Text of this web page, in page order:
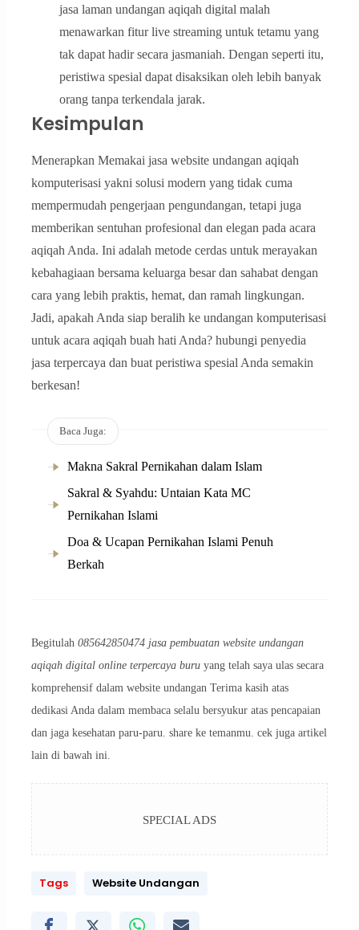
jasa laman undangan aqiqah digital malah
menawarkan fitur live streaming untuk tetamu yang
tak dapat hadir secara jasmaniah. Dengan seperti itu,
peristiwa spesial dapat disaksikan oleh lebih banyak
orang tanpa terkendala jarak.
Kesimpulan
Menerapkan Memakai jasa website undangan aqiqah
komputerisasi yakni solusi modern yang tidak cuma
mempermudah pengerjaan pengundangan, tetapi juga
memberikan sentuhan profesional dan elegan pada acara
aqiqah Anda. Ini adalah metode cerdas untuk merayakan
kebahagiaan bersama keluarga besar dan sahabat dengan
cara yang lebih praktis, hemat, dan ramah lingkungan.
Jadi, apakah Anda siap beralih ke undangan komputerisasi
untuk acara aqiqah buah hati Anda? hubungi penyedia
jasa terpercaya dan buat peristiwa spesial Anda semakin
berkesan!
Baca Juga:
Makna Sakral Pernikahan dalam Islam
Sakral & Syahdu: Untaian Kata MC
Pernikahan Islami
Doa & Ucapan Pernikahan Islami Penuh
Berkah
Begitulah 085642850474 jasa pembuatan website undangan
aqiqah digital online terpercaya buruyang telah saya ulas secara
komprehensif dalam website undangan Terima kasih atas
dedikasi Anda dalam membaca selalu bersyukur atas pencapaian
dan jaga kesehatan paru-paru. share ke temanmu. cek juga artikel
lain di bawah ini.
SPECIAL ADS
Tags Website Undangan